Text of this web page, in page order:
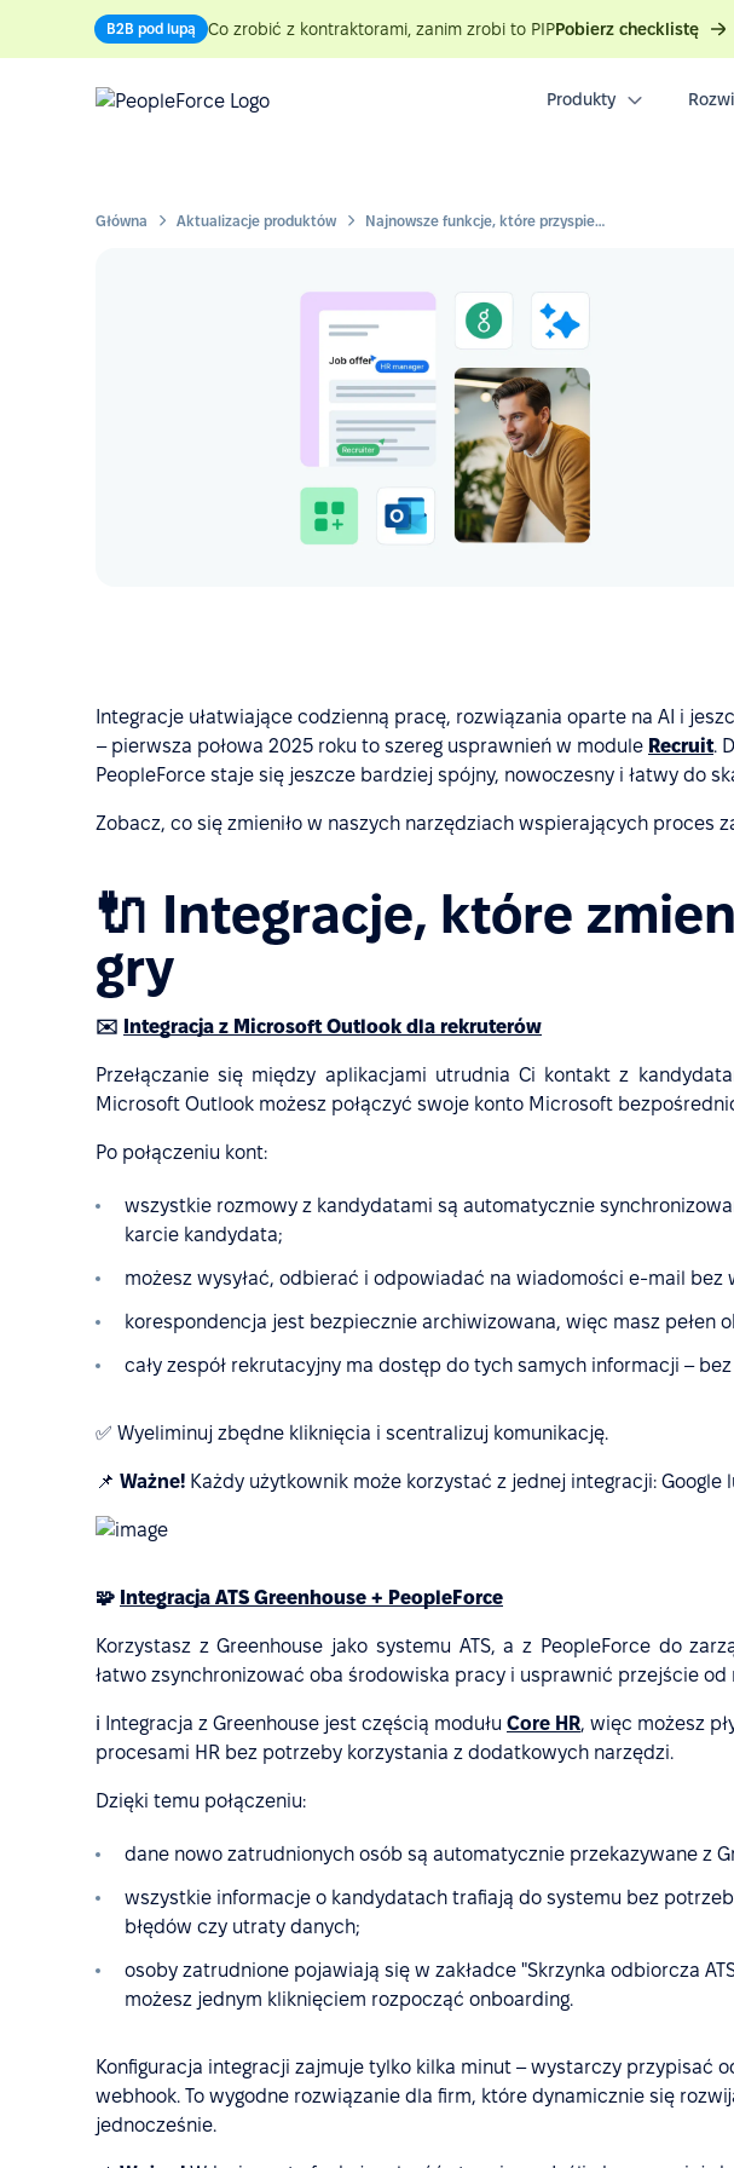
B2B pod lupą Co zrobić z kontraktorami, zanim zrobi to PIPPobierz checklistę
Produkty
Główna Aktualizacje produktów Najnowsze funkcje, które przyspieszą Twoją rekrutację w drugiej połowie 2025 roku
Integracje ułatwiające codzienną pracę, rozwiązania oparte na AI i
– pierwsza połowa 2025 roku to szereg usprawnień w module Recruit.
PeopleForce staje się jeszcze bardziej spójny, nowoczesny i łatwy do
Zobacz, co się zmieniło w naszych narzędziach wspierających proces
🔌 Integracje, które
gry
✉️ Integracja z Microsoft Outlook dla rekruterów
Przełączanie się między aplikacjami utrudnia Ci kontakt z
Microsoft Outlook możesz połączyć swoje konto Microsoft
Po połączeniu kont:
wszystkie rozmowy z kandydatami są automatycznie
karcie kandydata;
możesz wysyłać, odbierać i odpowiadać na wiadomości e-mail bez
korespondencja jest bezpiecznie archiwizowana, więc masz pełen
cały zespół rekrutacyjny ma dostęp do tych samych informacji –
✅ Wyeliminuj zbędne kliknięcia i scentralizuj komunikację.
📌 Ważne! Każdy użytkownik może korzystać z jednej integracji: Google
🧩 Integracja ATS Greenhouse + PeopleForce
Korzystasz z Greenhouse jako systemu ATS, a z PeopleForce do
łatwo zsynchronizować oba środowiska pracy i usprawnić przejście
ℹ️ Integracja z Greenhouse jest częścią modułu Core HR, więc możesz
procesami HR bez potrzeby korzystania z dodatkowych narzędzi.
Dzięki temu połączeniu:
dane nowo zatrudnionych osób są automatycznie przekazywane z
wszystkie informacje o kandydatach trafiają do systemu bez
błędów czy utraty danych;
osoby zatrudnione pojawiają się w zakładce "Skrzynka odbiorcza
możesz jednym kliknięciem rozpocząć onboarding.
Konfiguracja integracji zajmuje tylko kilka minut – wystarczy przypisać
webhook. To wygodne rozwiązanie dla firm, które dynamicznie się
jednocześnie.